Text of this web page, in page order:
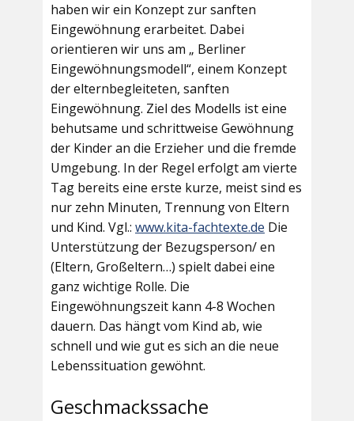
haben wir ein Konzept zur sanften
Eingewöhnung erarbeitet. Dabei
orientieren wir uns am „ Berliner
Eingewöhnungsmodell“, einem Konzept
der elternbegleiteten, sanften
Eingewöhnung. Ziel des Modells ist eine
behutsame und schrittweise Gewöhnung
der Kinder an die Erzieher und die fremde
Umgebung. In der Regel erfolgt am vierte
Tag bereits eine erste kurze, meist sind es
nur zehn Minuten, Trennung von Eltern
und Kind. Vgl.: www.kita-fachtexte.de Die
Unterstützung der Bezugsperson/ en
(Eltern, Großeltern…) spielt dabei eine
ganz wichtige Rolle. Die
Eingewöhnungszeit kann 4-8 Wochen
dauern. Das hängt vom Kind ab, wie
schnell und wie gut es sich an die neue
Lebenssituation gewöhnt.
Geschmackssache